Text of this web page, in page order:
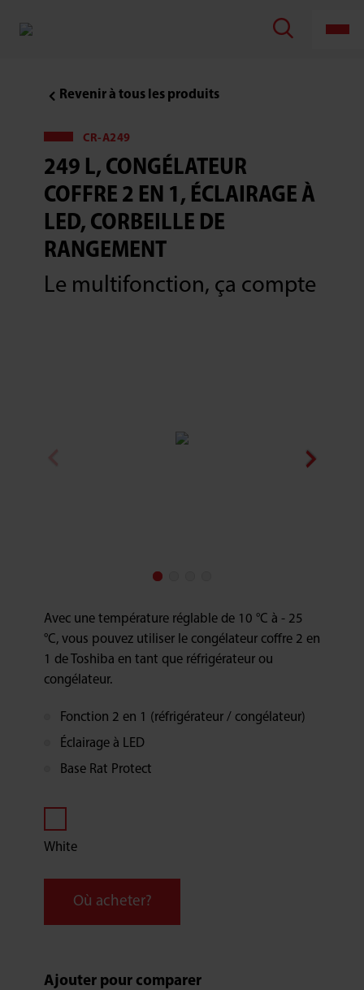
Revenir à tous les produits
CR-A249
249 L, CONGÉLATEUR
COFFRE 2 EN 1, ÉCLAIRAGE À
LED, CORBEILLE DE
RANGEMENT
Le multifonction, ça compte
Avec une température réglable de 10 °C à - 25
°C, vous pouvez utiliser le congélateur coffre 2 en
1 de Toshiba en tant que réfrigérateur ou
congélateur.
Fonction 2 en 1 (réfrigérateur / congélateur)
Éclairage à LED
Base Rat Protect
White
Où acheter?
Ajouter pour comparer